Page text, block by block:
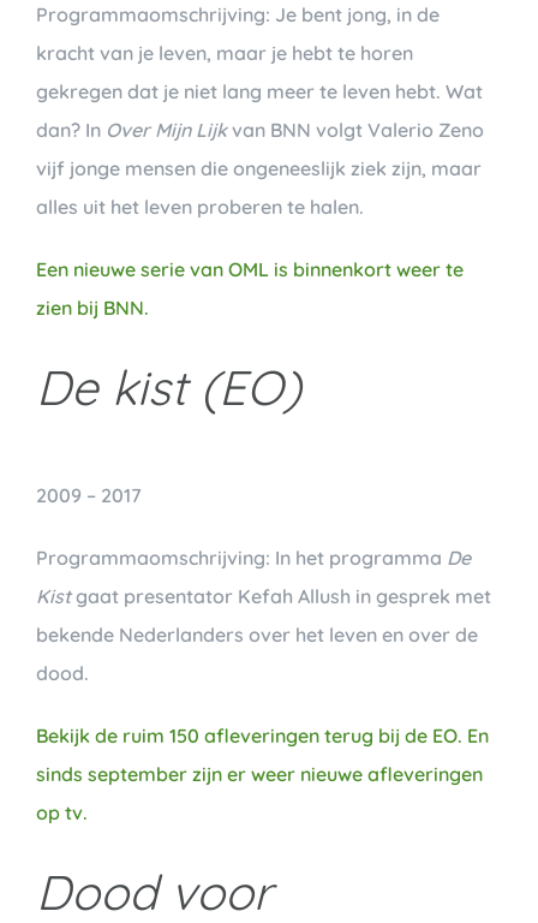
Programmaomschrijving: Je bent jong, in de
kracht van je leven, maar je hebt te horen
gekregen dat je niet lang meer te leven hebt. Wat
dan? In Over Mijn Lijkvan BNN volgt Valerio Zeno
vijf jonge mensen die ongeneeslijk ziek zijn, maar
alles uit het leven proberen te halen.
Een nieuwe serie van OML is binnenkort weer te
zien bij BNN.
De kist (EO)
2009 – 2017
Programmaomschrijving: In het programma De
Kistgaat presentator Kefah Allush in gesprek met
bekende Nederlanders over het leven en over de
dood.
Bekijk de ruim 150 afleveringen terug bij de EO. En
sinds september zijn er weer nieuwe afleveringen
op tv.
Dood voor